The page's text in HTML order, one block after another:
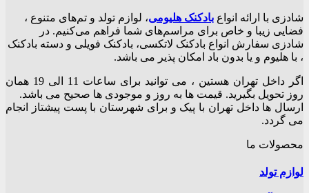
۳۰۰,۰۰۰تومان
دارای
انواع
مختلفی
می
گزینه
ها
ممکن
است
صفحه
انتخاب
شادزی با ارائه انواع بادکنک‌ هلیومی، لوازم تولد و تم‌های متنوع ،
فضایی زیبا و خاص برای مراسم‌های شما فراهم می‌کنیم. در
شادزی سفارش انواع بادکنک لاتکسی، بادکنک فویلی و دسته بادکنک
، با هلیوم و یا بدون باد امکان پذیر می باشد.
اگر داخل تهران هستین ، می توانید برای ساعات 11 الی 19 همان
روز تحویل بگیرید. قیمت ها به روز و موجودی ها صحیح می باشد.
ارسال ها داخل تهران با پیک و برای شهرستان با پست پیشتاز انجام
می گردد.
محصولات ما
لوازم تولد